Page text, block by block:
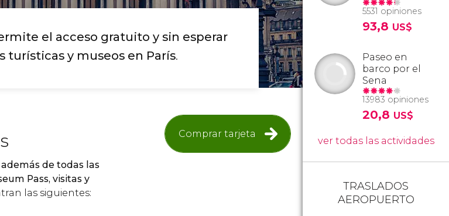
el acceso gratuito y sin esperar
turísticas y museos en París.
Comprar tarjeta
de todas las
Pass, visitas y
las siguientes:
5531 opiniones
93,8 US$
Paseo en
barco por el
Sena
13983 opiniones
20,8 US$
ver todas las actividades
TRASLADOS
AEROPUERTO